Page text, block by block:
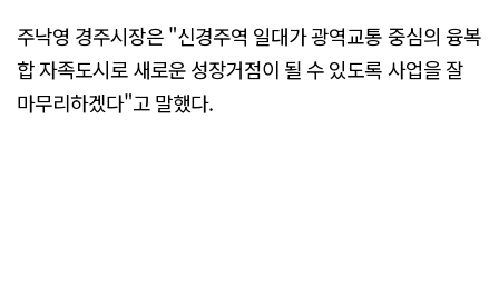
주낙영 경주시장은 "신경주역 일대가 광역교통 중심의 융복
합 자족도시로 새로운 성장거점이 될 수 있도록 사업을 잘
마무리하겠다"고 말했다.